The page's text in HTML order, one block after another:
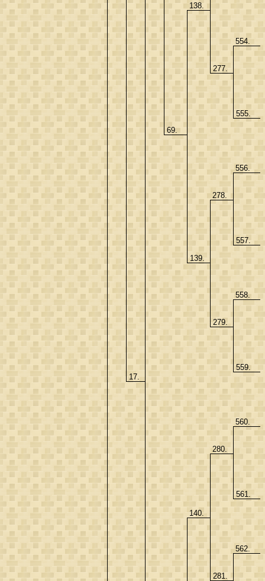
17.
69.
138.
277.
554.
555.
139.
278.
556.
557.
279.
558.
559.
140.
280.
560.
561.
281.
562.